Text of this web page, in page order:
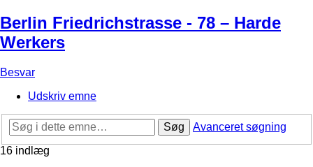
Berlin Friedrichstrasse - 78 – Harde
Werkers
Besvar
Udskriv emne
Søg
Avanceret søgning
16 indlæg